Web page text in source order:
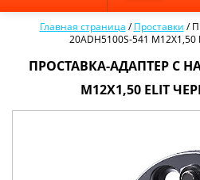
Главная страница /Проставки /
20ADH5100S-541 M12X1,50
ПРОСТАВКА-АДАПТЕР С
M12X1,50 ELIT